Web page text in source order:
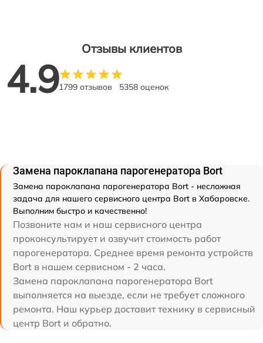
Отзывы клиентов
4.91799 отзывов 5358 оценок
Замена пароклапана парогенератора Bort
Замена пароклапана парогенератора Bort - несложная
задача для нашего сервисного центра Bort в Хабаровске.
Выполним быстро и качественно!
Позвоните нам и наш сервисного центра
проконсультирует и озвучит стоимость работ
парогенератора. Среднее время ремонта устройств
Bort в нашем сервисном - 2 часа.
Замена пароклапана парогенератора Bort
выполняется на выезде, если не требует сложного
ремонта. Наш курьер доставит технику в сервисный
центр Bort и обратно.